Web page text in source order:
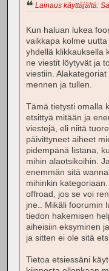
Lainaus käyttäjältä:
Kun haluan lukea
vaikkapa kolme
yhdellä klikkauksella
ne viestit löytyvät ja
viestiin.
mennen ja tullen.
Tämä tietysti omalla
etsittyä mitään ja
viestejä, eli niitä
päivittyneet aiheet
pidempänä listana,
mihin alaotsikoihin.
enemmän sitä
mihinkin
offroad, jos se voi
jne.. Mikäli foorumin
tiedon hakemisen
aiheisiin eksyminen
ja sitten ei ole sitä
Tietoa etsiessäni